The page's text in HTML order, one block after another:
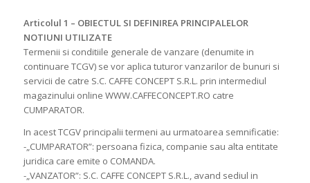
Articolul 1 – OBIECTUL SI DEFINIREA PRINCIPALELOR
NOTIUNI UTILIZATE
Termenii si conditiile generale de vanzare (denumite in
continuare TCGV) se vor aplica tuturor vanzarilor de bunuri si
servicii de catre S.C. CAFFE CONCEPT S.R.L. prin intermediul
magazinului online WWW.CAFFECONCEPT.RO catre
CUMPARATOR.
In acest TCGV principalii termeni au urmatoarea semnificatie:
-„CUMPARATOR”: persoana fizica, companie sau alta entitate
juridica care emite o COMANDA.
-„VANZATOR”: S.C. CAFFE CONCEPT S.R.L., avand sediul in